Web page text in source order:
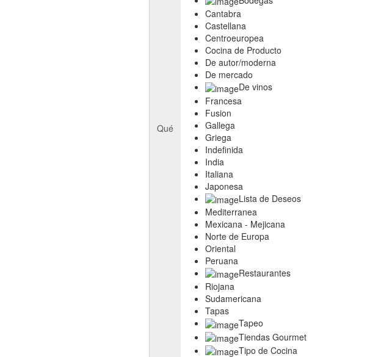
Qué
Cantabra
Castellana
Centroeuropea
Cocina de Producto
De autor/moderna
De mercado
De vinos
Francesa
Fusion
Gallega
Griega
Indefinida
India
Italiana
Japonesa
Lista de Deseos
Mediterranea
Mexicana - Mejicana
Norte de Europa
Oriental
Peruana
Restaurantes
Riojana
Sudamericana
Tapas
Tapeo
Tiendas Gourmet
Tipo de Cocina